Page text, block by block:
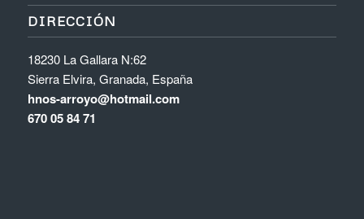
DIRECCIÓN
18230 La Gallara N:62
Sierra Elvira, Granada, España
hnos-arroyo@hotmail.com
670 05 84 71